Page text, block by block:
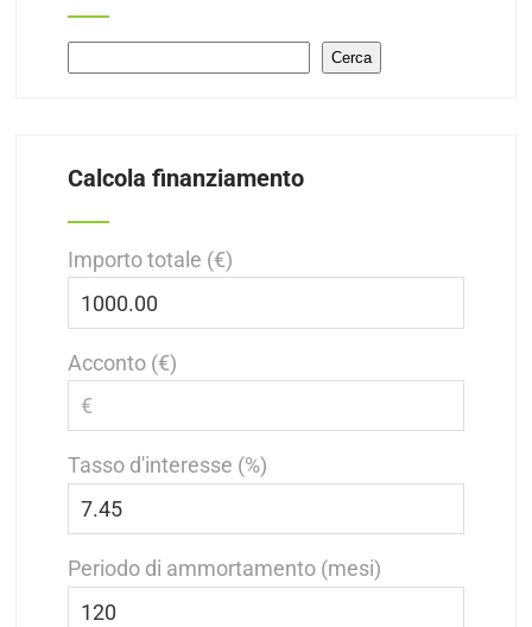
Cerca
Calcola finanziamento
Importo totale (€)
Acconto (€)
Tasso d'interesse (%)
Periodo di ammortamento (mesi)